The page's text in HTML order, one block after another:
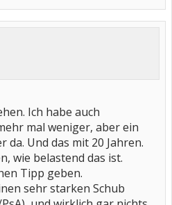
Ich habe auch
mal weniger, aber ein
da. Und das mit 20 Jahren.
wie belastend das ist.
Tipp geben.
sehr starken Schub